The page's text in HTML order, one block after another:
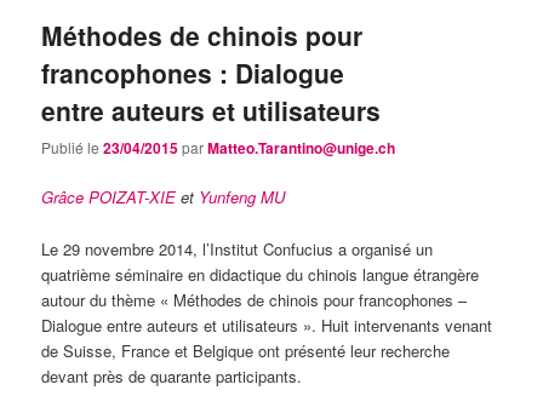
Méthodes de chinois pour
francophones : Dialogue
entre auteurs et utilisateurs
Publié le23/04/2015parMatteo.Tarantino@unige.ch
Grâce POIZAT-XIE et Yunfeng MU
Le 29 novembre 2014, l’Institut Confucius a organisé un
quatrième séminaire en didactique du chinois langue étrangère
autour du thème « Méthodes de chinois pour francophones –
Dialogue entre auteurs et utilisateurs ». Huit intervenants venant
de Suisse, France et Belgique ont présenté leur recherche
devant près de quarante participants.